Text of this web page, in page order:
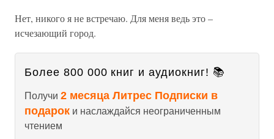
Нет, никого я не встречаю. Для меня ведь это –
исчезающий город.
Более 800 000 книг и аудиокниг! 📚
Получи 2 месяца Литрес Подписки в
подарок и наслаждайся неограниченным
чтением